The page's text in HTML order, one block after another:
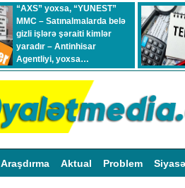
“AXS” yoxsa, “YUNEST”
MMC – Satınalmalarda belə
gizli işlərə şəraiti kimlər
yaradır – Antinhisar
Agentliyi, yoxsa…
Araşdırma Aktual Problem